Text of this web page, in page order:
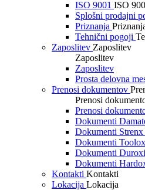
ISO 9001 ISO
Splošni prodajni
Priznanja
Tehnični pogoji
Zaposlitev Zaposlitev
Zaposlitev
Zaposlitev
Prosta delovna
Prenosi dokumentov
Prenosi
Prenosi
Dokumenti
Dokumenti Strenx
Dokumenti Toolox
Dokumenti
Dokumenti
Kontakti Kontakti
Lokacija Lokacija